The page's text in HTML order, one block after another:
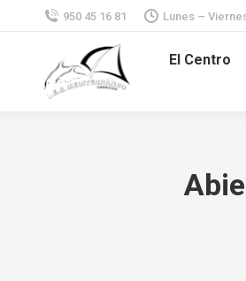
950 45 16 81 Lunes –
El Centro